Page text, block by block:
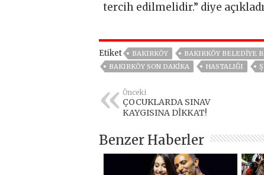
tercih edilmelidir.” diye
Etiket BAKIRKÖY BAKIRKÖY BELEDIYE
BAKIRKÖY SON DAKIKA
HASTALIĞI
Önceki
ÇOCUKLARDA SINAV
KAYGISINA DİKKAT!
Benzer Haberler